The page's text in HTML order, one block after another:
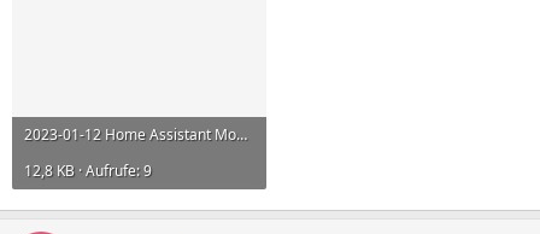
2023-01-12 Home Assistant ModBus Settings.png
12,8 KB · Aufrufe: 9